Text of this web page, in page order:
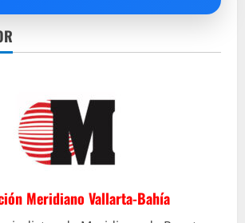
Meridiano Vallarta-Bahía